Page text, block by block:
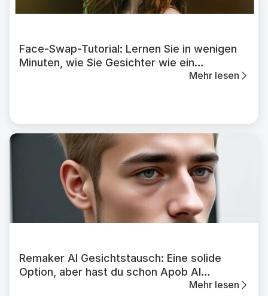
Face-Swap-Tutorial: Lernen Sie in wenigen
Minuten, wie Sie Gesichter wie ein
Mehr lesen
Remaker AI Gesichtstausch: Eine solide
Option, aber hast du schon Apob AI
Mehr lesen